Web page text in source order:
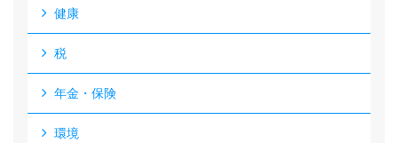
健康
税
年金・保険
環境